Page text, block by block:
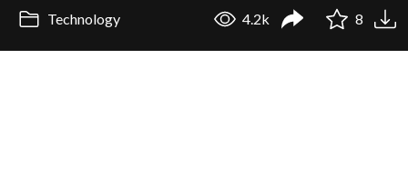
Technology 4.2k 8